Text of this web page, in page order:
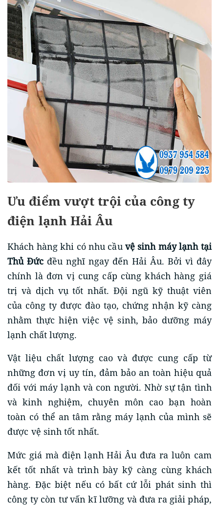
Ưu điểm vượt trội của công ty
điện lạnh Hải Âu
Khách hàng khi có nhu cầu vệ sinh máy lạnh tại
Thủ Đức đều nghĩ ngay đến Hải Âu. Bởi vì đây
chính là đơn vị cung cấp cùng khách hàng giá
trị và dịch vụ tốt nhất. Đội ngũ kỹ thuật viên
của công ty được đào tạo, chứng nhận kỹ càng
nhằm thực hiện việc vệ sinh, bảo dưỡng máy
lạnh chất lượng.
Vật liệu chất lượng cao và được cung cấp từ
những đơn vị uy tín, đảm bảo an toàn hiệu quả
đối với máy lạnh và con người. Nhờ sự tận tình
và kinh nghiệm, chuyên môn cao bạn hoàn
toàn có thể an tâm rằng máy lạnh của mình sẽ
được vệ sinh tốt nhất.
Mức giá mà điện lạnh Hải Âu đưa ra luôn cam
kết tốt nhất và trình bày kỹ càng cùng khách
hàng. Đặc biệt nếu có bất cứ lỗi phát sinh thì
công ty còn tư vấn kĩ lưỡng và đưa ra giải pháp,